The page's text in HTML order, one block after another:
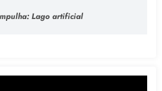
: Lago artificial